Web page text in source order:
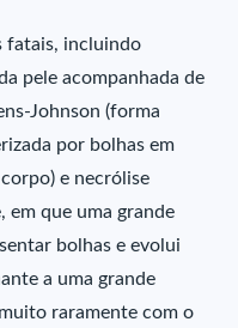
fatais, incluindo
pele acompanhada de
Johnson (forma
por bolhas em
e necrólise
em que uma grande
bolhas e evolui
a uma grande
raramente com o